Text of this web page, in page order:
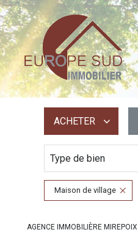
ACHETER
De l'ancien
Type de bien
Maison de village
AGENCE IMMOBILIÈRE MIREPOIX